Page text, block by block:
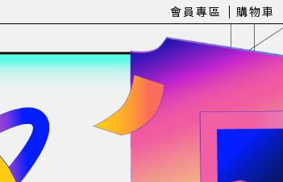
會員專區 購物車